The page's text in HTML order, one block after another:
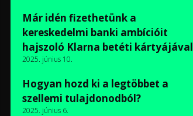
Már idén fizethetünk a
kereskedelmi banki ambícióit
hajszoló Klarna betéti kártyájával
2025. június 10.
Hogyan hozd ki a legtöbbet a
szellemi tulajdonodból?
2025. június 6.